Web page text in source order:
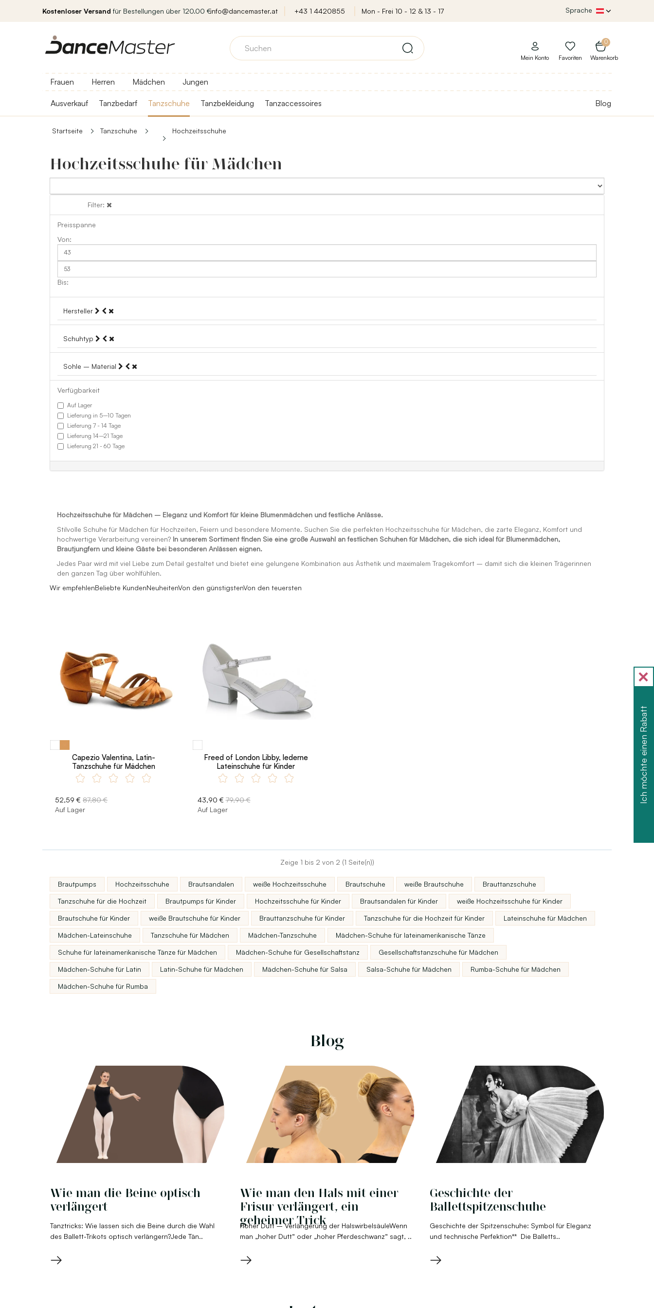
Kostenloser Versand für Bestellungen über 120.00 €info@dancemaster.at +43 1 4420855 Mon - Frei 10 - 12 & 13 - 17 Sprache
0
Warenkorb
Mein Konto Favoriten
Frauen Herren Mädchen Jungen
Ausverkauf Tanzbedarf Tanzschuhe Tanzbekleidung Tanzaccessoires Blog
Startseite Tanzschuhe Hochzeitsschuhe
Hochzeitsschuhe für Mädchen
Filter:
Preisspanne
Hersteller
Schuhtyp
Sohle – Material
Verfügbarkeit
Auf Lager
Lieferung in 5–10 Tagen
Lieferung 7 - 14 Tage
Lieferung 14–21 Tage
Lieferung 21 - 60 Tage
Hochzeitsschuhe für Mädchen – Eleganz und Komfort für kleine Blumenmädchen und festliche Anlässe.
Stilvolle Schuhe für Mädchen für Hochzeiten, Feiern und besondere Momente. Suchen Sie die perfekten Hochzeitsschuhe für Mädchen, die zarte Eleganz, Komfort und
hochwertige Verarbeitung vereinen? In unserem Sortiment finden Sie eine große Auswahl an festlichen Schuhen für Mädchen, die sich ideal für Blumenmädchen,
Brautjungfern und kleine Gäste bei besonderen Anlässen eignen.
Jedes Paar wird mit viel Liebe zum Detail gestaltet und bietet eine gelungene Kombination aus Ästhetik und maximalem Tragekomfort – damit sich die kleinen Trägerinnen
den ganzen Tag über wohlfühlen.
Wir empfehlenBeliebte KundenNeuheitenVon den günstigstenVon den teuersten
Capezio Valentina, Latin-
Tanzschuhe für Mädchen
52,59 € 87,80 €
Auf Lager
Freed of London Libby, lederne
Lateinschuhe für Kinder
43,90 € 79,90 €
Auf Lager
Zeige 1 bis 2 von 2 (1 Seite(n))
Brautpumps Hochzeitsschuhe Brautsandalen weiße Hochzeitsschuhe Brautschuhe weiße Brautschuhe Brauttanzschuhe
Tanzschuhe für die Hochzeit Brautpumps für Kinder Hochzeitsschuhe für Kinder Brautsandalen für Kinder weiße Hochzeitsschuhe für Kinder
Brautschuhe für Kinder weiße Brautschuhe für Kinder Brauttanzschuhe für Kinder Tanzschuhe für die Hochzeit für Kinder Lateinschuhe für Mädchen
Mädchen-Lateinschuhe Tanzschuhe für Mädchen Mädchen-Tanzschuhe Mädchen-Schuhe für lateinamerikanische Tänze
Schuhe für lateinamerikanische Tänze für Mädchen Mädchen-Schuhe für Gesellschaftstanz Gesellschaftstanzschuhe für Mädchen
Mädchen-Schuhe für Latin Latin-Schuhe für Mädchen Mädchen-Schuhe für Salsa Salsa-Schuhe für Mädchen Rumba-Schuhe für Mädchen
Mädchen-Schuhe für Rumba
Blog
Wie man die Beine optisch
verlängert
Tanztricks: Wie lassen sich die Beine durch die Wahl
des Ballett-Trikots optisch verlängern?Jede Tän..
→
Wie man den Hals mit einer
Frisur verlängert, ein
geheimer Trick
Hoher Dutt – Verlängerung der HalswirbelsäuleWenn
man „hoher Dutt“ oder „hoher Pferdeschwanz“ sagt, ..
→
Geschichte der
Ballettspitzenschuhe
Geschichte der Spitzenschuhe: Symbol für Eleganz
und technische Perfektion** Die Balletts..
→
Ich möchte einen Rabatt